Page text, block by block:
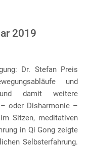
2019
Dr. Stefan Preis
und
und damit weitere
oder Disharmonie –
Sitzen, meditativen
in Qi Gong zeigte
Selbsterfahrung.